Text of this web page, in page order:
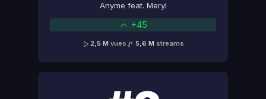
Anyme feat. Meryl
+45
2,5 M vues 5,6 M streams